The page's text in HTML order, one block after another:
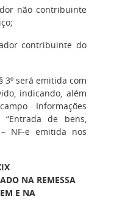
não contribuinte
contribuinte do
3º será emitida com
indicando, além
Informações
“Entrada de bens,
NF-e emitida nos
NA REMESSA
E NA